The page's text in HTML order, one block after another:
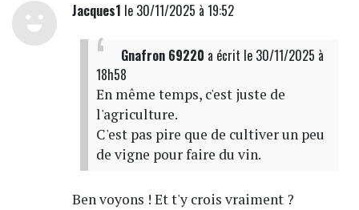
Jacques1 le 30/11/2025 à 19:52
Gnafron 69220 a écrit le 30/11/2025 à
18h58
En même temps, c'est juste de
l'agriculture.
C'est pas pire que de cultiver un peu
de vigne pour faire du vin.
Ben voyons ! Et t'y crois vraiment ?